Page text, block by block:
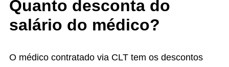
Quanto desconta do
salário do médico?
O médico contratado via CLT tem os descontos